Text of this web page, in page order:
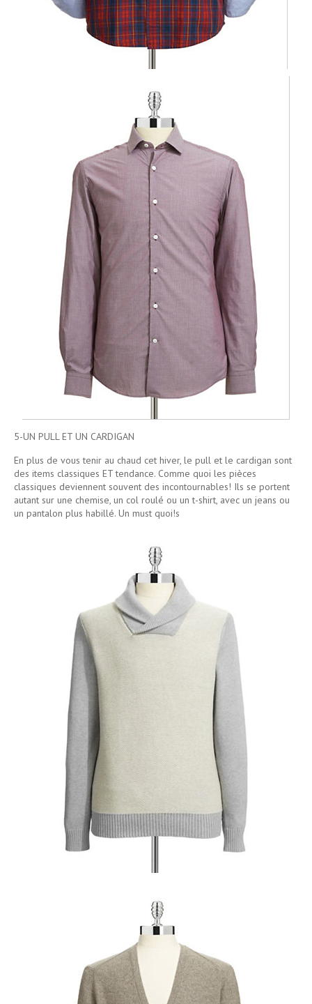
5-UN PULL ET UN CARDIGAN
En plus de vous tenir au chaud cet hiver, le pull et le cardigan sont
des items classiques ET tendance. Comme quoi les pièces
classiques deviennent souvent des incontournables! Ils se portent
autant sur une chemise, un col roulé ou un t-shirt, avec un jeans ou
un pantalon plus habillé. Un must quoi!s